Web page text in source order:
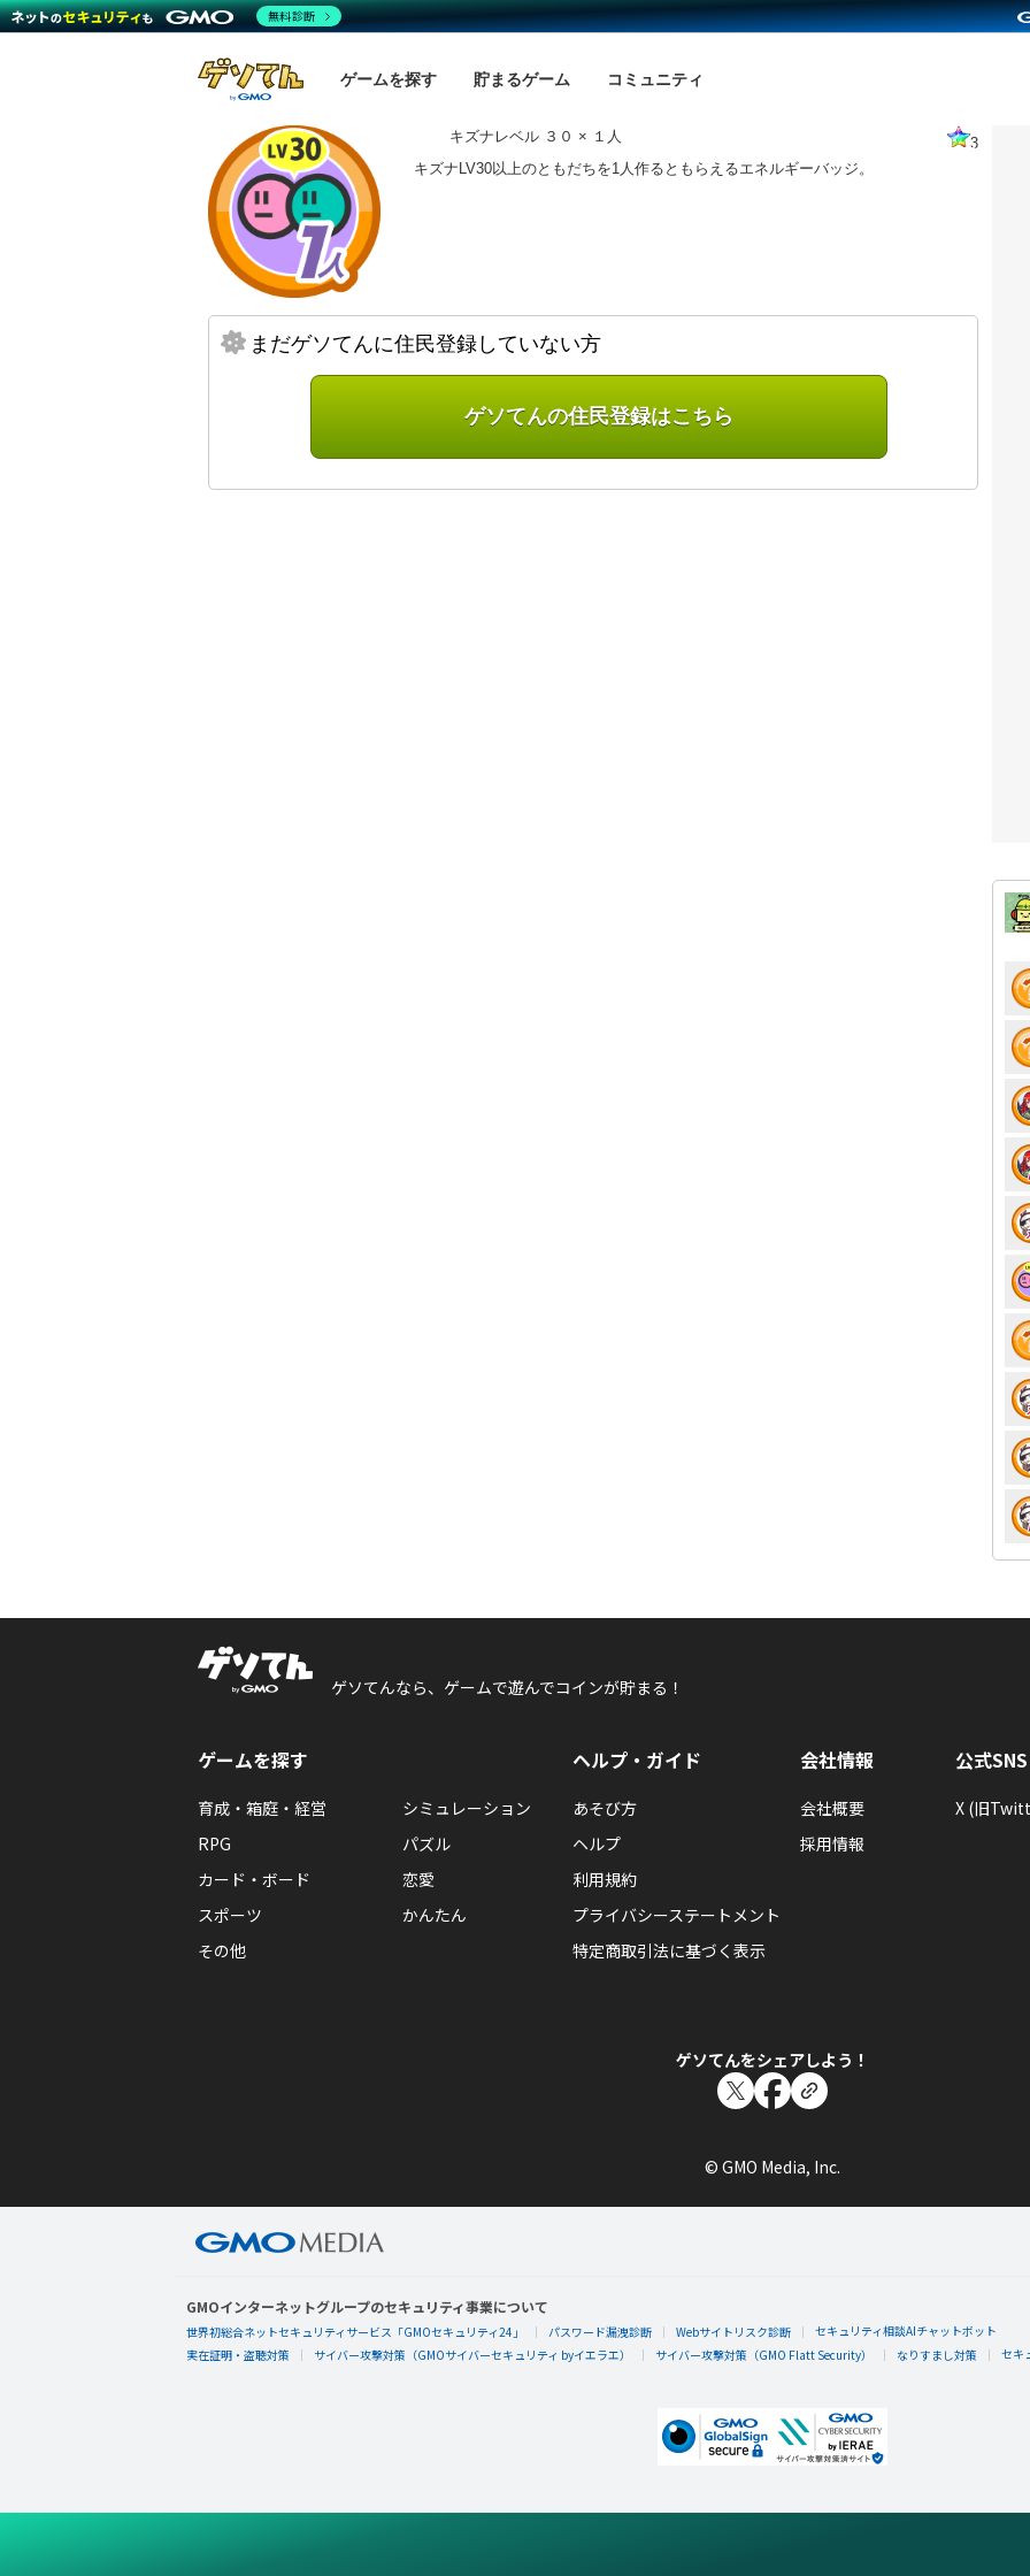
ゲームを探す 貯まるゲーム コミュニティ
キズナレベル ３０ × １人
3
キズナLV30以上のともだちを1人作るともらえるエネルギーバッジ。
まだゲソてんに住民登録していない方
ゲソてんの住民登録はこちら
ゲソてんなら、ゲームで遊んでコインが貯まる！
ゲームを探す
育成・箱庭・経営
シミュレーション
RPG
パズル
カード・ボード
恋愛
スポーツ
かんたん
その他
ヘルプ・ガイド
あそび方
ヘルプ
利用規約
プライバシーステートメント
特定商取引法に基づく表示
会社情報
会社概要
採用情報
公式SNS
X (旧
ゲソてんをシェアしよう！
© GMO Media, Inc.
GMOインターネットグループのセキュリティ事業について
世界初総合ネットセキュリティサービス「GMOセキュリティ24」 パスワード漏洩診断 Webサイトリスク診断
セキュリティ相談AIチャットボット
実在証明・盗聴対策
サイバー攻撃対策（GMOサイバーセキュリティ byイエラエ） サイバー攻撃対策（GMO Flatt Security） なりすまし対策 セキ
無料診断